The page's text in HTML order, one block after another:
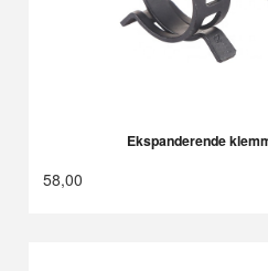
Ekspanderende
58,00